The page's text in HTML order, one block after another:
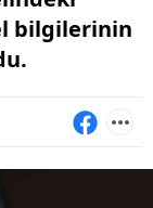
bilgilerinin